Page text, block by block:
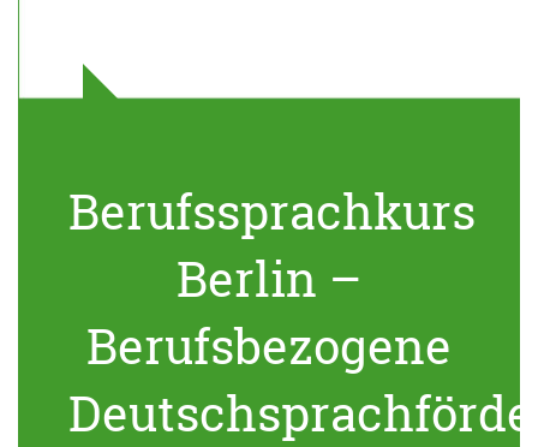
Berufssprachkurs
Berlin –
Berufsbezogene